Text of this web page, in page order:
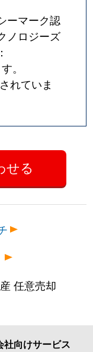
ーマーク認
ノロジーズ
。
れていま
任意売却
社向けサービス